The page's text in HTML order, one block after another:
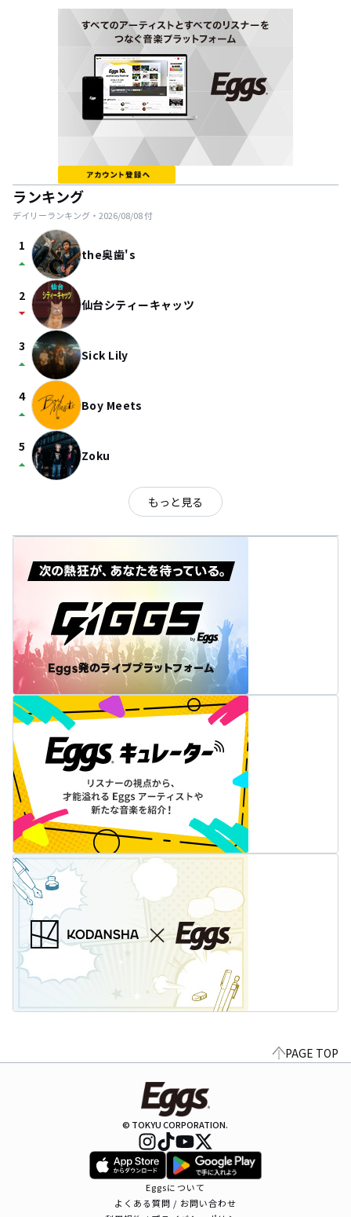
ランキング
デイリーランキング・ 2026/08/08付
1
arrow_drop_up the奥歯's
2
arrow_drop_down 仙台シティーキャッツ
3
arrow_drop_up Sick Lily
4
arrow_drop_up Boy Meets
5
arrow_drop_up Zoku
もっと見る
PAGE TOP
© TOKYU CORPORATION.
Eggsについて
よくある質問 / お問い合わせ